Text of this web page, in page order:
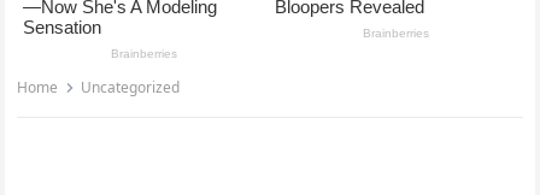
Home Uncategorized